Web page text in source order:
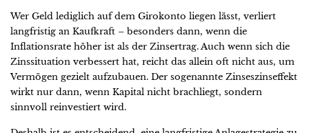
Wer Geld lediglich auf dem Girokonto liegen lässt, verliert
langfristig an Kaufkraft – besonders dann, wenn die
Inflationsrate höher ist als der Zinsertrag. Auch wenn sich die
Zinssituation verbessert hat, reicht das allein oft nicht aus, um
Vermögen gezielt aufzubauen. Der sogenannte Zinseszinseffekt
wirkt nur dann, wenn Kapital nicht brachliegt, sondern
sinnvoll reinvestiert wird.